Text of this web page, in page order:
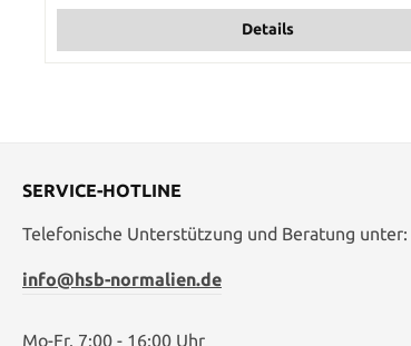
Details
SERVICE-HOTLINE
Telefonische Unterstützung und Beratung unter:
info@hsb-normalien.de
Mo-Fr. 7:00 - 16:00 Uhr